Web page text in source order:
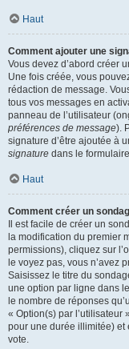
Haut
Comment ajouter une
Vous devez d’abord créer
Une fois créée, vous
rédaction de message.
tous vos messages en
panneau de l’utilisateur
préférences de message).
signature d’être ajoutée à
signature dans le
Haut
Comment créer un
Il est facile de créer un
la modification du premier
permissions), cliquez sur
le voyez pas, vous n’avez
Saisissez le titre du
une option par ligne dans
le nombre de réponses
« Option(s) par l’utilisateur
pour une durée illimitée) et
vote.